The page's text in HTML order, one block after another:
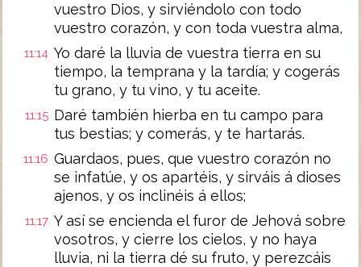
vuestro Dios, y sirviéndolo con todo
vuestro corazón, y con toda vuestra alma,
11:14 Yo daré la lluvia de vuestra tierra en su
tiempo, la temprana y la tardía; y cogerás
tu grano, y tu vino, y tu aceite.
11:15 Daré también hierba en tu campo para
tus bestias; y comerás, y te hartarás.
11:16 Guardaos, pues, que vuestro corazón no
se infatúe, y os apartéis, y sirváis á dioses
ajenos, y os inclinéis á ellos;
11:17 Y así se encienda el furor de Jehová sobre
vosotros, y cierre los cielos, y no haya
lluvia, ni la tierra dé su fruto, y perezcáis